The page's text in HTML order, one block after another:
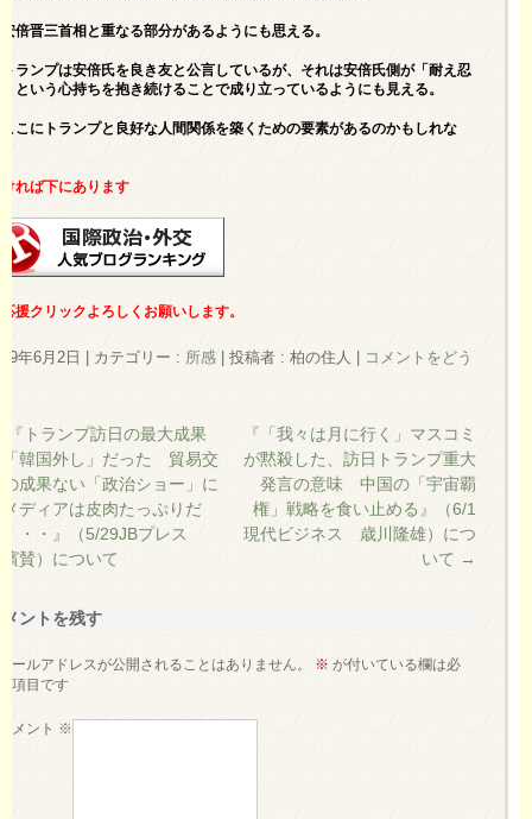
倍晋三首相と重なる部分があるようにも思える。
ランプは安倍氏を良き友と公言しているが、それは安倍氏側が「耐え忍
という心持ちを抱き続けることで成り立っているようにも見える。
こにトランプと良好な人間関係を築くための要素があるのかもしれな
れば下にあります
援クリックよろしくお願いします。
年6月2日 カテゴリー : 所感 投稿者 : 柏の住人 コメントをどう
『トランプ訪日の最大成果
「韓国外し」だった 貿易交
成果ない「政治ショー」に
ディアは皮肉たっぷりだ
・・・』（5/29JBプレス
賛）について
『「我々は月に行く」マスコミ
が黙殺した、訪日トランプ重大
発言の意味 中国の「宇宙覇
権」戦略を食い止める』（6/1
現代ビジネス 歳川隆雄）につ
いて →
ントを残す
ールアドレスが公開されることはありません。 ※ が付いている欄は必
項目です
メント ※